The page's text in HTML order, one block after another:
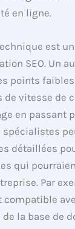
en ligne.
est
SEO. Un
points faibles
de vitesse de
en passant
spécialistes
détaillées
qui
Par
la base de